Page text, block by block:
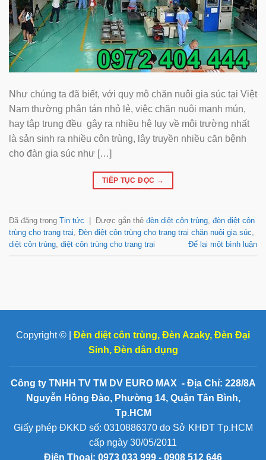
Như chúng ta đã biết, với quy mô chăn nuôi gia súc tại Việt
Nam thường phân tán nhỏ lẻ, việc chăn nuôi manh mún,
hay tập trung đều gây ra nhiều hệ lụy về môi trường nhất
là sản sinh ra nhiều côn trùng, lây truyền nhiều căn bệnh
cho đàn gia súc như […]
TIẾP TỤC ĐỌC →
Đã đăng trong Tin tức Được gắn thẻ đèn diệt côn trùng, đèn diệt côn
trùng cho trang trại, Đèn diệt côn trùng cho trang trại chăn nuôi gia súc,
diệt côn trùng, diệt côn trùng cho trang trại Để lại một bình luận
Copyright © | Đèn diệt côn trùng, Đèn Azaky, Đèn Đại
Sinh, Đèn dân dụng
Công ty TNHH TV TM DV EURO MAX - Địa Chỉ: 228/8A
Nguyễn Hồng Đào, Phường 14, Quận Tân Bình,
Tp.HCM
Giấy phép ĐKKD số: 0310886370 do Sở KHĐT Tp.HCM
cấp ngày 30/05/2011
Điện Thoại: 0973 033 999 - 0908 512 646